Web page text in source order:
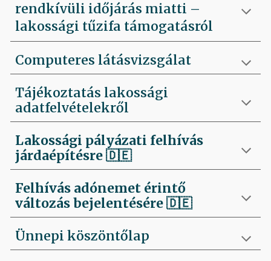
rendkívüli időjárás miatti –
lakossági tűzifa támogatásról
Computeres látásvizsgálat
Tájékoztatás lakossági
adatfelvételekről
Lakossági pályázati felhívás
járdaépítésre🇩🇪
Felhívás adónemet érintő
változás bejelentésére 🇩🇪
Ünnepi köszöntőlap